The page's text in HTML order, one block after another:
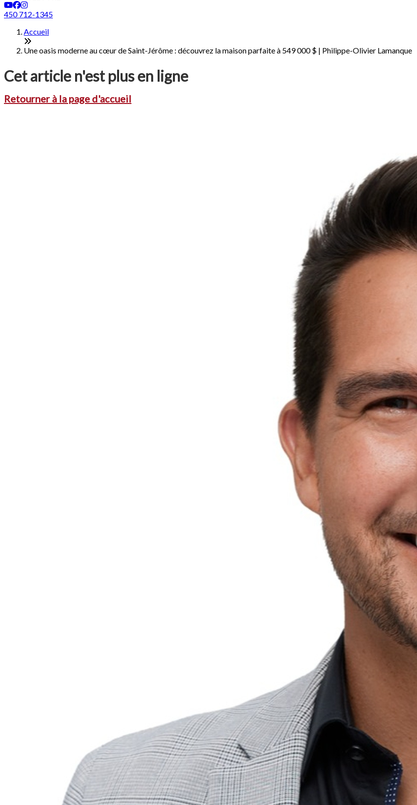
450 712-1345
Accueil
Une oasis moderne au cœur de Saint-Jérôme : découvrez la maison parfaite à 549 000 $ | Philippe-Olivier Lamanque
Cet article n'est plus en ligne
Retourner à la page d'accueil